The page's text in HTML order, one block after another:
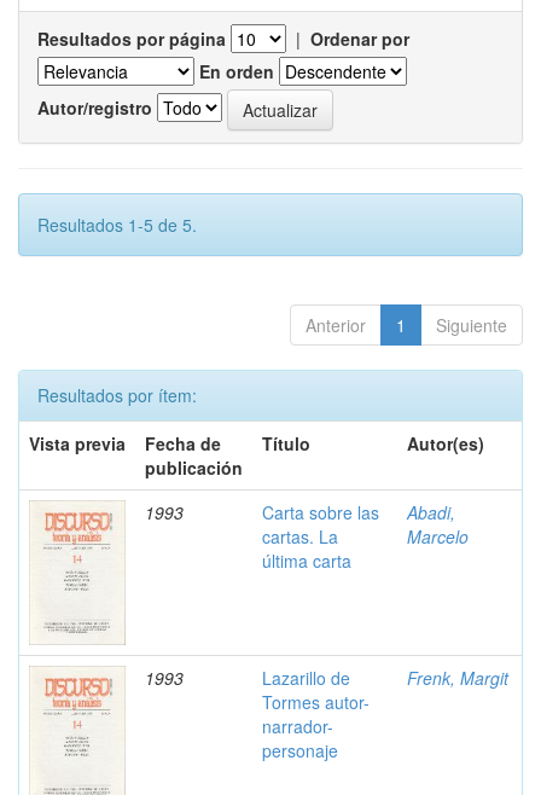
Resultados por página | Ordenar por
En orden
Autor/registro
Resultados 1-5 de 5.
Anterior 1 Siguiente
Resultados por ítem:
Vista previa
Fecha de
publicación
Título Autor(es)
1993
Carta sobre las
cartas. La
última carta
Abadi,
Marcelo
1993
Lazarillo de
Tormes autor-
narrador-
personaje
Frenk, Margit